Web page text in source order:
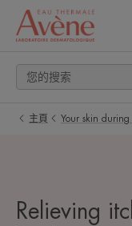
主頁 Your skin
Relieving